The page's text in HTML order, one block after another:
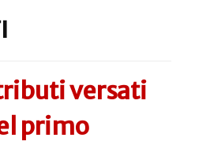
versati
primo